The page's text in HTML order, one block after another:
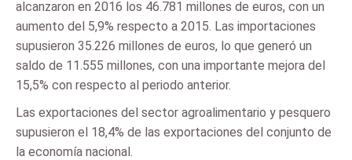
alcanzaron en 2016 los 46.781 millones de euros, con un
aumento del 5,9% respecto a 2015. Las importaciones
supusieron 35.226 millones de euros, lo que generó un
saldo de 11.555 millones, con una importante mejora del
15,5% con respecto al periodo anterior.
Las exportaciones del sector agroalimentario y pesquero
supusieron el 18,4% de las exportaciones del conjunto de
la economía nacional.